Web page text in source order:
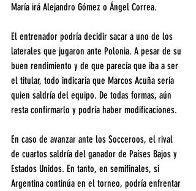
María irá Alejandro Gómez o Ángel Correa.
El entrenador podría decidir sacar a uno de los
laterales que jugaron ante Polonia. A pesar de su
buen rendimiento y de que parecía que iba a ser
el titular, todo indicaría que Marcos Acuña sería
quien saldría del equipo. De todas formas, aún
resta confirmarlo y podría haber modificaciones.
En caso de avanzar ante los Socceroos, el rival
de cuartos saldría del ganador de Países Bajos y
Estados Unidos. En tanto, en semifinales, si
Argentina continúa en el torneo, podría enfrentar